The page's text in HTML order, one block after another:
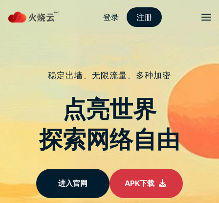
nordvpn 安卓
新闻